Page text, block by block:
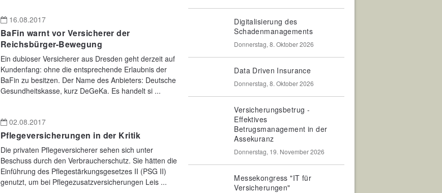
16.08.2017
BaFin warnt vor Versicherer der
Reichsbürger-Bewegung
Ein dubioser Versicherer aus Dresden geht derzeit auf
Kundenfang: ohne die entsprechende Erlaubnis der
BaFin zu besitzen. Der Name des Anbieters: Deutsche
Gesundheitskasse, kurz DeGeKa. Es handelt si ...
02.08.2017
Pflegeversicherungen in der Kritik
Die privaten Pflegeversicherer sehen sich unter
Beschuss durch den Verbraucherschutz. Sie hätten die
Einführung des Pflegestärkungsgesetzes II (PSG II)
genutzt, um bei Pflegezusatzversicherungen Leis ...
Digitalisierung des
Schadenmanagements
Donnerstag, 8. Oktober 2026
Data Driven Insurance
Donnerstag, 8. Oktober 2026
Versicherungsbetrug -
Effektives
Betrugsmanagement in der
Assekuranz
Donnerstag, 19. November 2026
Messekongress "IT für
Versicherungen"